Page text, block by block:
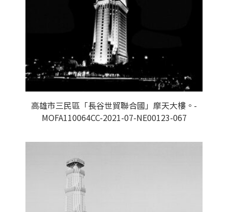
高雄市三民區「長谷世貿聯合國」摩天大樓。-
MOFA110064CC-2021-07-NE00123-067